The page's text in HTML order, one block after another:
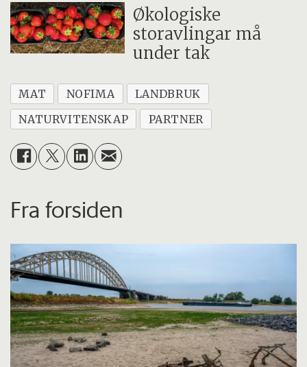
Økologiske
storavlingar må
under tak
MAT NOFIMA
LANDBRUK
NATURVITENSKAP
PARTNER
Fra forsiden